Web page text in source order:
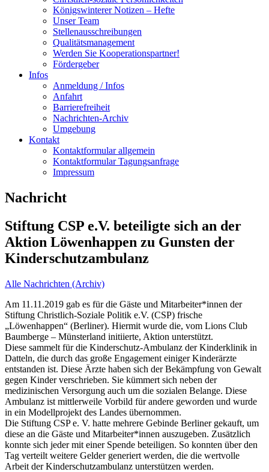
Königswinterer Notizen – Hefte
Unser Team
Stellenausschreibungen
Qualitätsmanagement
Werden Sie Kooperationspartner!
Fördergeber
Infos
Anmeldung / Infos
Anfahrt
Barrierefreiheit
Nachrichten-Archiv
Umgebung
Kontakt
Kontaktformular allgemein
Kontaktformular Tagungsanfrage
Impressum
Nachricht
Stiftung CSP e.V. beteiligte sich an der
Aktion Löwenhappen zu Gunsten der
Kinderschutzambulanz
Alle Nachrichten (Archiv)
Am 11.11.2019 gab es für die Gäste und Mitarbeiter*innen der
Stiftung Christlich-Soziale Politik e.V. (CSP) frische
„Löwenhappen“ (Berliner). Hiermit wurde die, vom Lions Club
Baumberge – Münsterland initiierte, Aktion unterstützt.
Diese sammelt für die Kinderschutz-Ambulanz der Kinderklinik in
Datteln, die durch das große Engagement einiger Kinderärzte
entstanden ist. Diese Ärzte haben sich der Bekämpfung von Gewalt
gegen Kinder verschrieben. Sie kümmert sich neben der
medizinischen Versorgung auch um die sozialen Belange. Diese
Ambulanz ist mittlerweile Vorbild für andere geworden und wurde
in ein Modellprojekt des Landes übernommen.
Die Stiftung CSP e. V. hatte mehrere Gebinde Berliner gekauft, um
diese an die Gäste und Mitarbeiter*innen auszugeben. Zusätzlich
konnte sich jeder mit einer Spende beteiligen. So konnten über den
Tag verteilt weitere Gelder generiert werden, die die wertvolle
Arbeit der Kinderschutzambulanz unterstützen werden.